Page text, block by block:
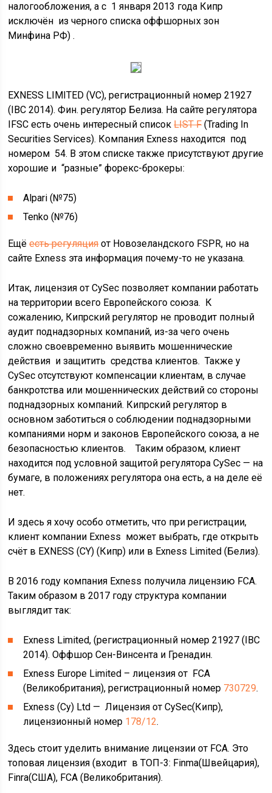
налогообложения, а с 1 января 2013 года Кипр
исключён из черного списка оффшорных зон
Минфина РФ) .
EXNESS LIMITED (VC), регистрационный номер 21927
(IBC 2014). Фин. регулятор Белиза. На сайте регулятора
IFSC есть очень интересный списокLIST F(Trading In
Securities Services). Компания Exness находится под
номером 54. В этом списке также присутствуют другие
хорошие и “разные” форекс-брокеры:
Alpari (№75)
Tenko (№76)
Ещёесть регуляцияот Новозеландского FSPR, но на
сайте Exness эта информация почему-то не указана.
Итак, лицензия от CySec позволяет компании работать
на территории всего Европейского союза. К
сожалению, Кипрский регулятор не проводит полный
аудит поднадзорных компаний, из-за чего очень
сложно своевременно выявить мошеннические
действия и защитить средства клиентов. Также у
CySec отсутствуют компенсации клиентам, в случае
банкротства или мошеннических действий со стороны
поднадзорных компаний. Кипрский регулятор в
основном заботиться о соблюдении поднадзорными
компаниями норм и законов Европейского союза, а не
безопасностью клиентов. Таким образом, клиент
находится под условной защитой регулятора CySec — на
бумаге, в положениях регулятора она есть, а на деле её
нет.
И здесь я хочу особо отметить, что при регистрации,
клиент компании Exness может выбрать, где открыть
счёт в EXNESS (CY) (Кипр) или в Exness Limited (Белиз).
В 2016 году компания Exness получила лицензию FCA.
Таким образом в 2017 году структура компании
выглядит так:
Exness Limited, (регистрационный номер 21927 (IBC
2014). Оффшор Сен-Винсента и Гренадин.
Exness Europe Limited – лицензия от FCA
(Великобритания), регистрационный номер 730729.
Exness (Cy) Ltd — Лицензия от CySec(Кипр),
лицензионный номер 178/12.
Здесь стоит уделить внимание лицензии от FCA. Это
топовая лицензия (входит в ТОП-3: Finma(Швейцария),
Finra(США), FCA (Великобритания).